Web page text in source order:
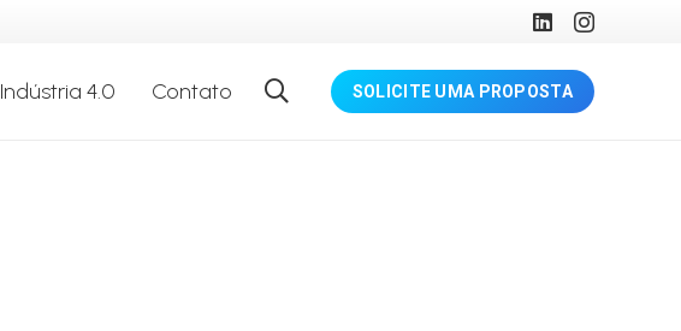
Indústria 4.0 Contato SOLICITE UMA PROPOSTA